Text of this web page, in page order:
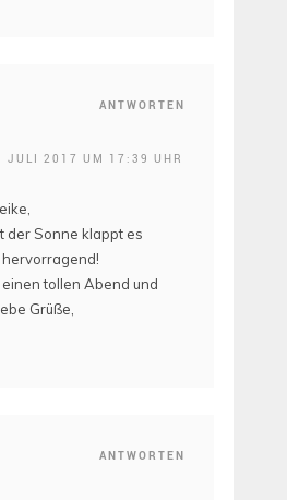
ANTWORTEN
JULI 2017 UM 17:39 UHR
der Sonne klappt es
tollen Abend und
Grüße,
ANTWORTEN